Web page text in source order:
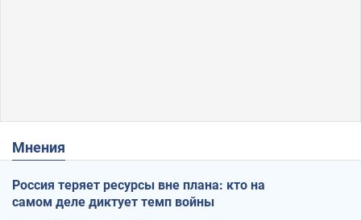
Мнения
Россия теряет ресурсы вне плана: кто на
самом деле диктует темп войны